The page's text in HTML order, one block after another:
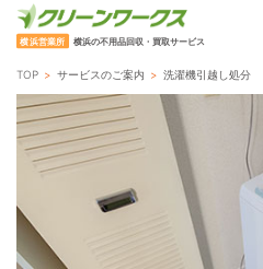
横浜営業所 横浜の不用品回収・買取サービス
サービス
ご利用の
TOP サービスのご案内 洗濯機引越し処分